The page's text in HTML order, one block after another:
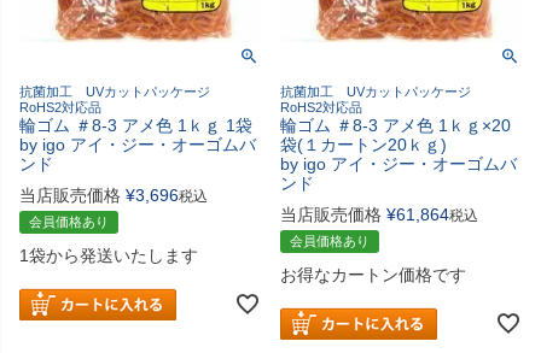
抗菌加工 UVカットパッケージ
RoHS2対応品
輪ゴム ＃8-3 アメ色 1ｋｇ 1袋
by igo アイ・ジー・オーゴムバ
ンド
当店販売価格 ¥3,696税込
会員価格あり
1袋から発送いたします
抗菌加工 UVカットパッケージ
RoHS2対応品
輪ゴム ＃8-3 アメ色 1ｋｇ×20
袋(１カートン20ｋｇ)
by igo アイ・ジー・オーゴムバ
ンド
当店販売価格 ¥61,864税込
会員価格あり
お得なカートン価格です